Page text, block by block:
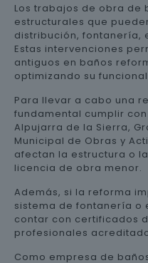
Los trabajos de obra de
estructurales que
distribución, fontanería,
Estas intervenciones
antiguos en baños
optimizando su
Para llevar a cabo una
fundamental cumplir
Alpujarra de la Sierra,
Municipal de Obras y
afectan la estructura o
licencia de obra menor.
Además, si la reforma
sistema de fontanería o
contar con certificados
profesionales
Como empresa de